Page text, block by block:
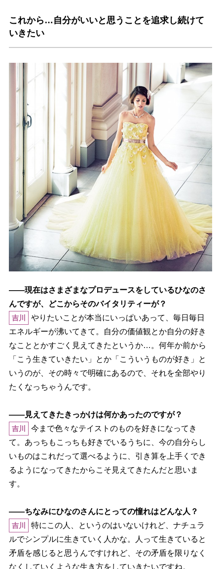
これから…自分がいいと思うことを追求し続けて
いきたい
――現在はさまざまなプロデュースをしているひなのさ
んですが、どこからそのバイタリティーが？
吉川
りたいことが本当にいっぱいあって、毎日毎日
エネルギーが沸いてきて。自分の価値観とか自分の好き
なこととかすごく見えてきたというか…。何年か前から
「こう生きていきたい」とか「こういうものが好き」と
いうのが、その時々で明確にあるので、それを全部やり
たくなっちゃうんです。
――見えてきたきっかけは何かあったのですが？
吉川
今まで色々なテイストのものを好きになってき
て。あっちもこっちも好きでいるうちに、今の自分らし
いものはこれだって選べるように、引き算を上手くでき
るようになってきたからこそ見えてきたんだと思いま
す。
――ちなみにひなのさんにとっての憧れはどんな人？
吉川
特にこの人、というのはいないけれど、ナチュラ
ルでシンプルに生きていく人かな。人って生きていると
矛盾を感じると思うんですけれど、その矛盾を限りなく
なくしていくような生き方をしていきたいですね。